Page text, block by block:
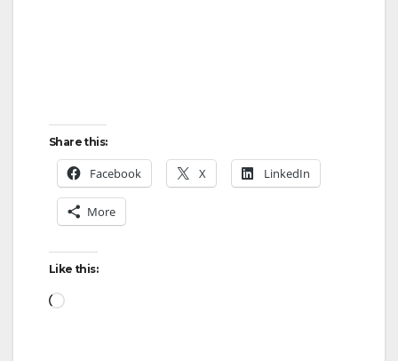
Share this:
Facebook X LinkedIn
More
Like this:
Loading…